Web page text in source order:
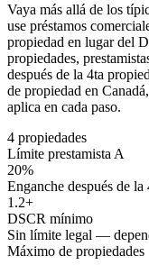
Vaya más allá de los
use préstamos
propiedad en lugar del
propiedades,
después de la 4ta
de propiedad en
aplica en cada paso.
4 propiedades
Límite prestamista A
20%
Enganche después de la
1.2+
DSCR mínimo
Sin límite legal —
Máximo de propiedades